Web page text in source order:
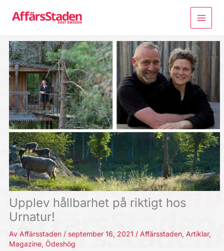
Upplev hållbarhet på riktigt hos
Urnatur!
Av Affärsstaden / september 16, 2021 / Affärsstaden, Artiklar,
Magazine, Ödeshög